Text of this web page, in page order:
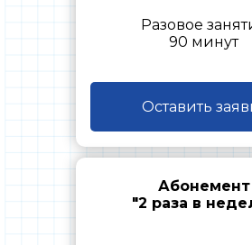
Оставить
Разовое
90 минут
Абонемент
"2 раза в